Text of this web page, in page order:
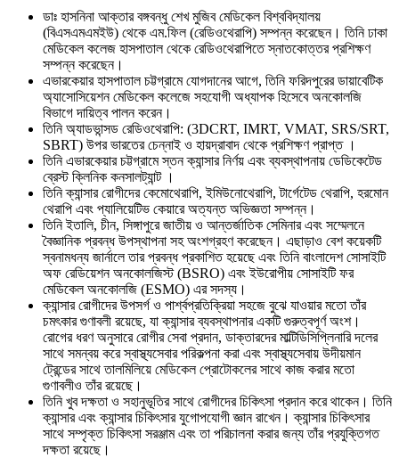
ডাঃ হাসনিনা আক্তার বঙ্গবন্ধু শেখ মুজিব মেডিকেল বিশ্ববিদ্যালয়
(বিএসএমএমইউ) থেকে এম.ফিল (রেডিওথেরাপি) সম্পন্ন করেছেন। তিনি ঢাকা
মেডিকেল কলেজ হাসপাতাল থেকে রেডিওথেরাপিতে স্নাতকোত্তর প্রশিক্ষণ
সম্পন্ন করেছেন।
এভারকেয়ার হাসপাতাল চট্টগ্রামে যোগদানের আগে, তিনি ফরিদপুরের ডায়াবেটিক
অ্যাসোসিয়েশন মেডিকেল কলেজে সহযোগী অধ্যাপক হিসেবে অনকোলজি
বিভাগে দায়িত্ব পালন করেন।
তিনি অ্যাডভান্সড রেডিওথেরাপি: (3DCRT, IMRT, VMAT, SRS/SRT,
SBRT) উপর ভারতের চেন্নাই ও হায়দ্রাবাদ থেকে প্রশিক্ষণ প্রাপ্ত ।
তিনি এভারকেয়ার চট্টগ্রামে স্তন ক্যান্সার নির্ণয় এবং ব্যবস্থাপনায় ডেডিকেটেড
ব্রেস্ট ক্লিনিক কনসালট্যান্ট ।
তিনি ক্যান্সার রোগীদের কেমোথেরাপি, ইমিউনোথেরাপি, টার্গেটেড থেরাপি, হরমোন
থেরাপি এবং প্যালিয়েটিভ কেয়ারে অত্যন্ত অভিজ্ঞতা সম্পন্ন।
তিনি ইতালি, চীন, সিঙ্গাপুরে জাতীয় ও আন্তর্জাতিক সেমিনার এবং সম্মেলনে
বৈজ্ঞানিক প্রবন্ধ উপস্থাপনা সহ অংশগ্রহণ করেছেন। এছাড়াও বেশ কয়েকটি
স্বনামধন্য জার্নালে তার প্রবন্ধ প্রকাশিত হয়েছে এবং তিনি বাংলাদেশ সোসাইটি
অফ রেডিয়েশন অনকোলজিস্ট (BSRO) এবং ইউরোপীয় সোসাইটি ফর
মেডিকেল অনকোলজি (ESMO) এর সদস্য।
ক্যান্সার রোগীদের উপসর্গ ও পার্শ্বপ্রতিক্রিয়া সহজে বুঝে যাওয়ার মতো তাঁর
চমৎকার গুণাবলী রয়েছে, যা ক্যান্সার ব্যবস্থাপনার একটি গুরুত্বপূর্ণ অংশ।
রোগের ধরণ অনুসারে রোগীর সেবা প্রদান, ডাক্তারদের মাল্টিডিসিপ্লিনারি দলের
সাথে সমন্বয় করে স্বাস্থ্যসেবার পরিকল্পনা করা এবং স্বাস্থ্যসেবায় উদীয়মান
ট্রেন্ডের সাথে তালমিলিয়ে মেডিকেল প্রোটোকলের সাথে কাজ করার মতো
গুণাবলীও তাঁর রয়েছে।
তিনি খুব দক্ষতা ও সহানুভূতির সাথে রোগীদের চিকিৎসা প্রদান করে থাকেন। তিনি
ক্যান্সার এবং ক্যান্সার চিকিৎসার যুগোপযোগী জ্ঞান রাখেন। ক্যান্সার চিকিৎসার
সাথে সম্পৃক্ত চিকিৎসা সরঞ্জাম এবং তা পরিচালনা করার জন্য তাঁর প্রযুক্তিগত
দক্ষতা রয়েছে।